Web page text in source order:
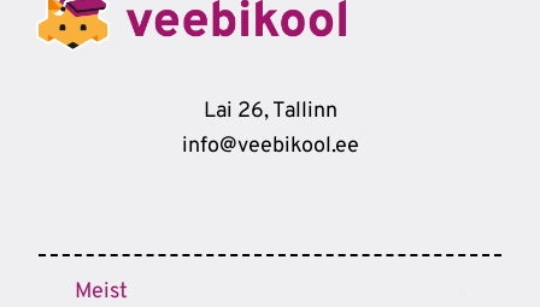
Lai 26, Tallinn
info@veebikool.ee
Meist